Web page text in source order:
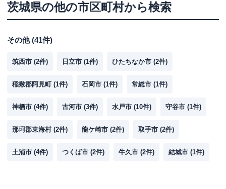
茨城県の他の市区町村から検索
その他(41件)
筑西市 (2件) 日立市 (1件) ひたちなか市 (2件)
稲敷郡阿見町 (1件) 石岡市 (1件) 常総市 (1件)
神栖市 (4件) 古河市 (3件) 水戸市 (10件) 守谷市 (1件)
那珂郡東海村(2件) 龍ケ崎市 (2件) 取手市 (2件)
土浦市 (4件) つくば市 (2件) 牛久市 (2件) 結城市 (1件)